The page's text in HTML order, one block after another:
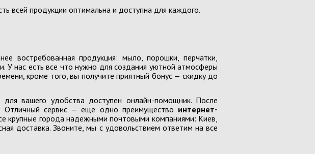
Машины радиоуправляемые
Мягкие игрушки
Наборы для творчества
ПРОЧЕЕ
я Распродажа - Детская обувь
всей продукции оптимальна и доступна для каждого.
востребованная продукция: мыло, порошки, перчатки,
У нас есть все что нужно для создания уютной атмосферы
кроме того, вы получите приятный бонус — скидку до
вашего удобства доступен онлайн-помощник. После
Отличный сервис — еще одно преимущество интернет-
крупные города надежными почтовыми компаниями: Киев,
доставка. Звоните, мы с удовольствием ответим на все